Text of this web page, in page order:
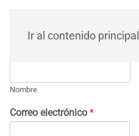
Ir al contenido principal
Nombre
Correo electrónico *